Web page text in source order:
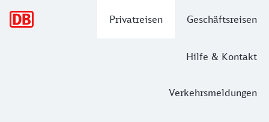
Privatreisen Geschäftsreisen
Hilfe & Kontakt
Verkehrsmeldungen